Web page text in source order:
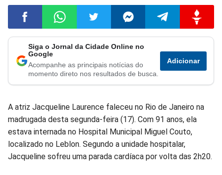
Compartilhar
no
Compartilhar
no
Compartilhar
no
Compartilhar
no
Compartilhar
no
no
Siga o Jornal da Cidade Online no
Google
Acompanhe as principais notícias do
momento direto nos resultados de busca.
Adicionar
A atriz Jacqueline Laurence faleceu no Rio de Janeiro na
madrugada desta segunda-feira (17). Com 91 anos, ela
estava internada no Hospital Municipal Miguel Couto,
localizado no Leblon. Segundo a unidade hospitalar,
Jacqueline sofreu uma parada cardíaca por volta das 2h20.